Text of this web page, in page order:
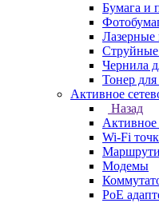
Бумага и
Лазерные
Чернила
Тонер
Активное
Назад
Активное
Wi-Fi
Модемы
PoE